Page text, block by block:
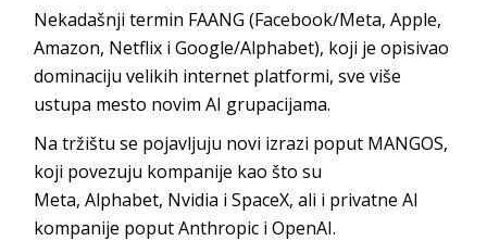
Nekadašnji termin FAANG (Facebook/Meta, Apple,
Amazon, Netflix i Google/Alphabet), koji je opisivao
dominaciju velikih internet platformi, sve više
ustupa mesto novim AI grupacijama.
Na tržištu se pojavljuju novi izrazi poput MANGOS,
koji povezuju kompanije kao što su
Meta, Alphabet, Nvidia i SpaceX, ali i privatne AI
kompanije poput Anthropic i OpenAI.